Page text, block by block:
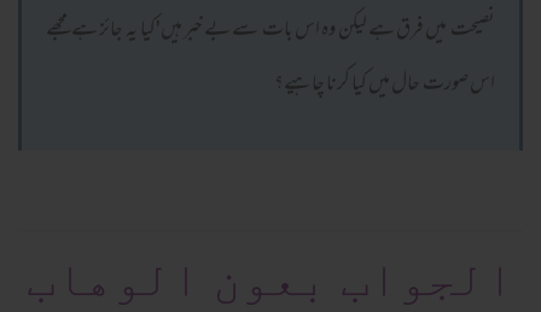
نصیحت میں فرق ہے لیکن وہ اس بات سے بے خبر ہیں'کیا یہ جائز ہے مجھے
اس صورت حال میں کیا کرنا چاہیے؟
الجواب بعون الوهاب